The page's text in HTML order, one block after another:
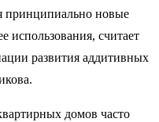
принципиально новые
использования, считает
развития аддитивных
домов часто